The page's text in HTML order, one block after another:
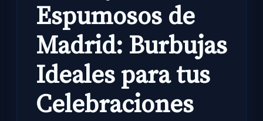
Espumosos de
Madrid: Burbujas
Ideales para tus
Celebraciones